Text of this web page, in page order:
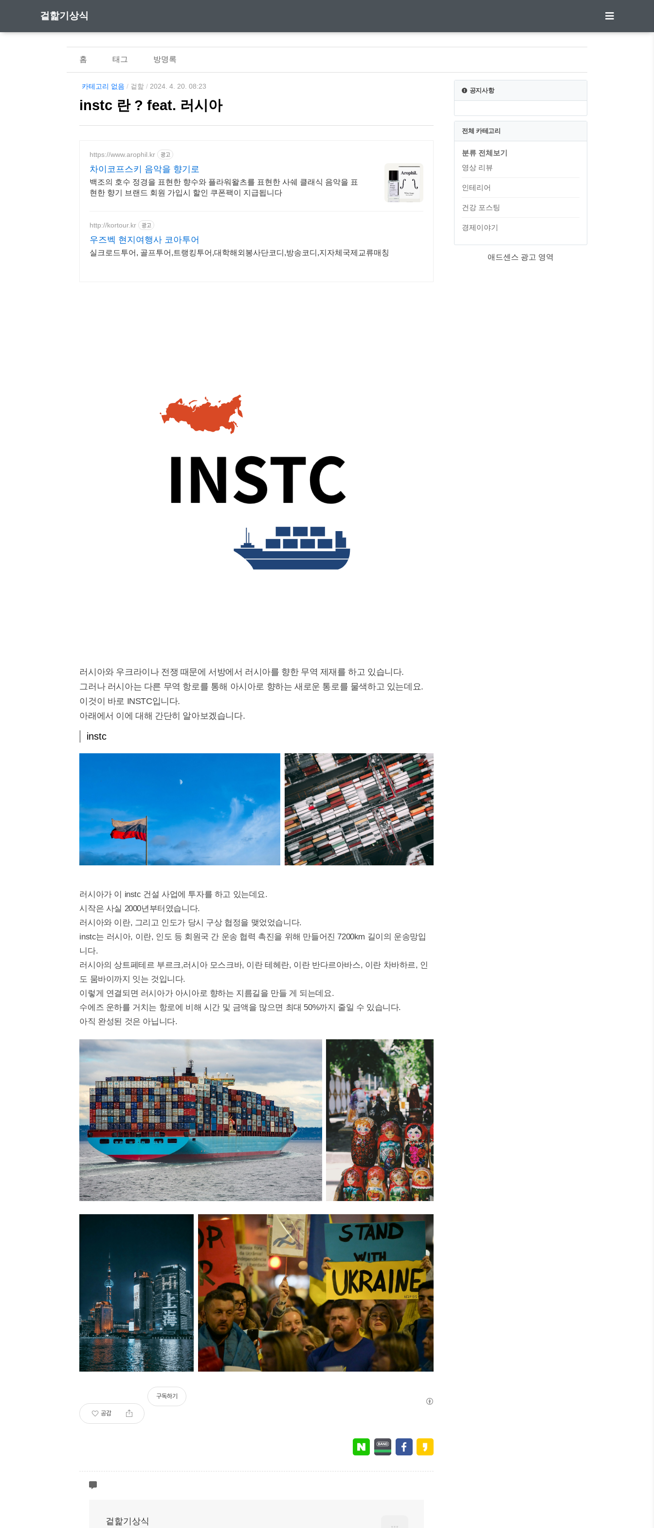
겉핥기상식
홈 태그 방명록
카테고리 없음 / 겉핥 / 2024. 4. 20. 08:23
instc 란 ? feat. 러시아
https://www.arophil.kr 광고
차이코프스키 음악을 향기로
백조의 호수 정경을 표현한 향수와 플라워왈츠를 표현한 사쉐 클래식 음악을 표
현한 향기 브랜드 회원 가입시 할인 쿠폰팩이 지급됩니다
http://kortour.kr 광고
우즈벡 현지여행사 코아투어
실크로드투어, 골프투어,트랭킹투어,대학해외봉사단코디,방송코디,지자체국제교류매칭
러시아와 우크라이나 전쟁 때문에 서방에서 러시아를 향한 무역 제재를 하고 있습니다.
그러나 러시아는 다른 무역 항로를 통해 아시아로 향하는 새로운 통로를 물색하고 있는데요.
이것이 바로 INSTC입니다.
아래에서 이에 대해 간단히 알아보겠습니다.
instc
러시아가 이 instc 건설 사업에 투자를 하고 있는데요.
시작은 사실 2000년부터였습니다.
러시아와 이란, 그리고 인도가 당시 구상 협정을 맺었었습니다.
instc는 러시아, 이란, 인도 등 회원국 간 운송 협력 촉진을 위해 만들어진 7200km 길이의 운송망입
니다.
러시아의 상트페테르 부르크,러시아 모스크바, 이란 테헤란, 이란 반다르아바스, 이란 차바하르, 인
도 뭄바이까지 잇는 것입니다.
이렇게 연결되면 러시아가 아시아로 향하는 지름길을 만들 게 되는데요.
수에즈 운하를 거치는 항로에 비해 시간 및 금액을 많으면 최대 50%까지 줄일 수 있습니다.
아직 완성된 것은 아닙니다.
공감
구독하기
겉핥기상식
공지사항
전체 카테고리
분류 전체보기
영상 리뷰
인테리어
건강 포스팅
경제이야기
애드센스 광고 영역